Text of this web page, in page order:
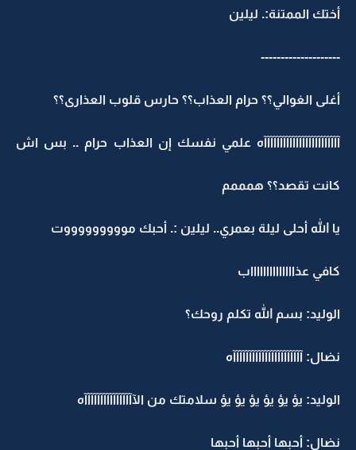
أختك الممتنة:. ليلين
--------------------
أغلى الغوالي؟؟ حرام العذاب؟؟ حارس قلوب العذارى؟؟
آآآآآآآآآآآآآآآآآآآآآآآآه علمي نفسك إن العذاب حرام .. بس اش
كانت تقصد؟؟ همممم
يا الله أحلى ليلة بعمري.. ليلين :. أحبك موووووووووت
كافي عذااااااااااااااب
الوليد: بسم الله تكلم روحك؟
نضال: آآآآآآآآآآآآآآآآآآآآآآه
الوليد: يؤ يؤ يؤ يؤ يؤ يؤ سلامتك من الآآآآآآآآآآآآآآآآه
نضال: أحبها أحبها أحبها